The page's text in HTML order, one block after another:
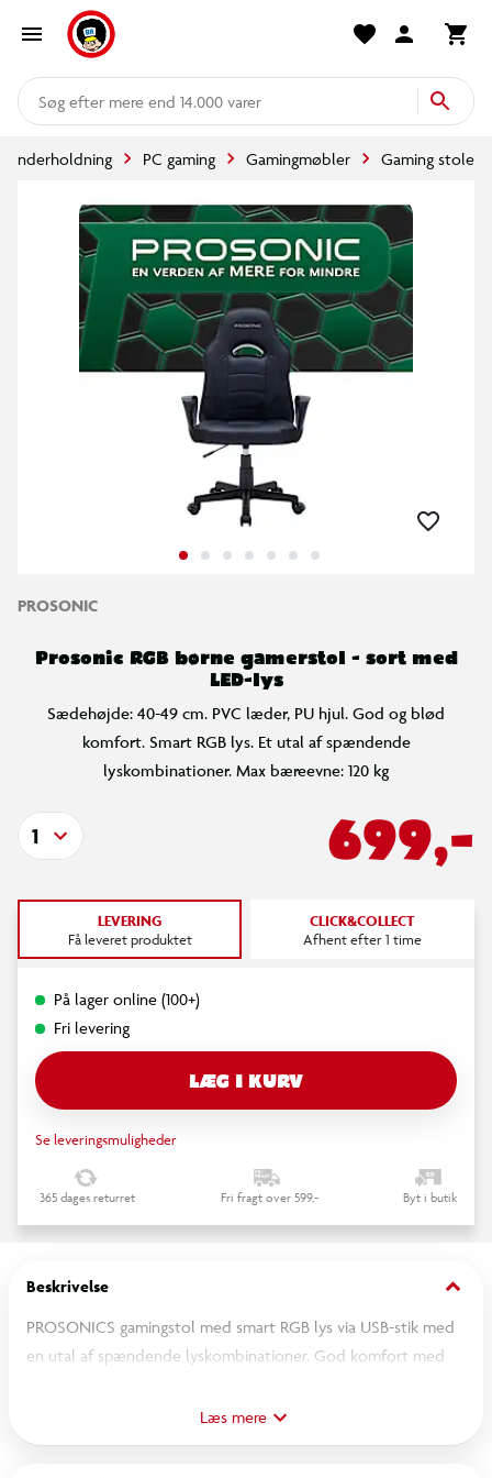
mere end 14.000 varer
underholdning PC gaming Gamingmøbler Gaming stole
PROSONIC
Prosonic RGB børne gamerstol - sort med
LED-lys
Sædehøjde: 40-49 cm. PVC læder, PU hjul. God og blød
komfort. Smart RGB lys. Et utal af spændende
lyskombinationer. Max bæreevne: 120 kg
699,-
1
LEVERING
Få leveret produktet
CLICK&COLLECT
Afhent efter 1 time
På lager online (100+)
Fri levering
LÆG I KURV
Se leveringsmuligheder
365 dages returret Fri fragt over 599,- Byt i butik
Beskrivelse keyboard_arrow_down
PROSONICS gamingstol med smart RGB lys via USB-stik med
en utal af spændende lyskombinationer. God komfort med
dekoreret med PROSONICS logo med grå skrift. Med Klasse 2
gaspatron kan stolen hæves eller sænkes med i alt 9 cm til en
Læs mere